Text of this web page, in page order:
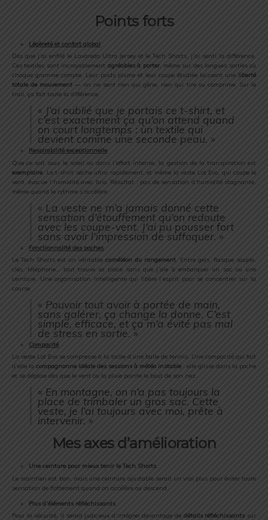
Points forts
Légèretéetconfortglobal
Dès que j’ai enfilé le Lavaredo Ultra Jersey et leTech Shorts, j’ai senti ladifférence.
Cestextiles sont incroyablement agréablesà porter, même sur des longues sortiesoù
chaque gramme compte. Leur poids plume et leur coupe étudiée laissent une
liberté
totalede mouvement — on ne sent rien quigêne, rienqui tire ou comprime. Sur le
trail, ça fait toute la différence.
« J’ai oublié que je portais ce t-shirt, et
c’est exactement ça qu’on attend quand
on court longtemps : un textile qui
devient comme une seconde peau. »
Respirabilitéexceptionnelle
Quece soit sous le soleil ou dans l’effort intense, la gestion de la transpirationest
exemplaire. Let-shirt sèche ultra rapidement,et même laveste Lot Evo, qui coupe le
vent,évacue l’humiditéavec brio. Résultat : pas de sensation d’humidité stagnante,
même quand le rythme s’accélère.
« La veste ne m’a jamais donné cette
sensation d’étouffement qu’on redoute
avec les coupe-vent. J’ai pu pousserfort
sans avoir l’impression de suffoquer. »
Fonctionnalité des poches
Le Tech Shorts est un véritable caméléon du rangement. Entre gels, flasque souple,
clés,téléphone… tout trouve sa place sansque j’aie à embarquer un sac ou une
ceinture. Uneorganisation intelligentequi libère l’esprit pour se concentrer sur la
course.
« Pouvoirtout avoir à portée de main,
sans galérer, ça change la donne. C’est
simple, efficace, et çam’a évité pas mal
de stress en sortie. »
Compacité
Laveste Lot Evo secompresseà la taille d’une balle de tennis. Une compacité qui fait
d’elle la compagnonne idéale des sessions à météo instable : elle glisse dans la poche
et se déploie dès que le vent ou la pluie pointe le bout de son nez.
« En montagne, on n’a pas toujours la
place de trimbaler un gros sac. Cette
veste, je l’ai toujours avec moi, prête à
intervenir. »
Mes axes d’amélioration
Uneceinture pour mieux tenir leTech Shorts
Le maintienest bon, mais uneceinture ajustable serait unvrai plus pour évitertoute
sensation de flottement quand on accélère ou descend.
Plusd’éléments réfléchissants
Pour la sécurité, il serait judicieux d’intégrerdavantagede détails réfléchissants sur